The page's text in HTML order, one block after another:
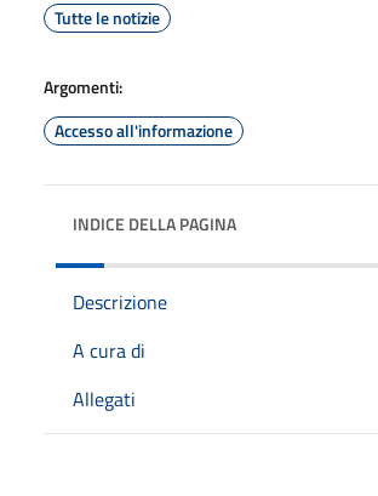
Tutte le notizie
Argomenti:
Accesso all'informazione
INDICE DELLA PAGINA
Descrizione
A cura di
Allegati